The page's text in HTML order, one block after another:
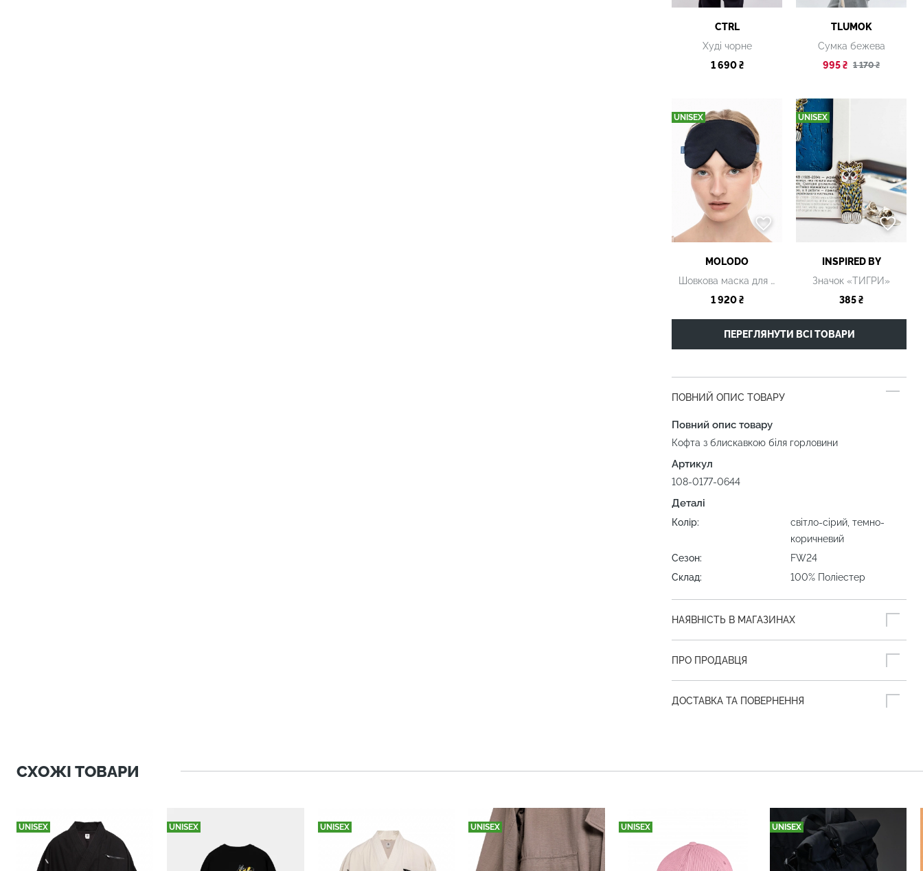
CTRL
Худі чорне
1 690 ₴
TLUMOK
Сумка бежева
995 ₴ 1 170 ₴
UNISEX
MOLODO
Шовкова маска для сну чорна
1 920 ₴
UNISEX
INSPIRED BY
Значок «ТИГРИ»
385 ₴
ПЕРЕГЛЯНУТИ ВСІ ТОВАРИ
ПОВНИЙ ОПИС ТОВАРУ
Повний опис товару
Кофта з блискавкою біля горловини
Артикул
108-0177-0644
Деталі
Колір:
світло-сірий, темно-
коричневий
Сезон:
FW24
Склад:
100% Поліестер
НАЯВНІСТЬ В МАГАЗИНАХ
ПРО ПРОДАВЦЯ
ДОСТАВКА ТА ПОВЕРНЕННЯ
СХОЖІ ТОВАРИ
UNISEX UNISEX UNISEX UNISEX UNISEX UNISEX